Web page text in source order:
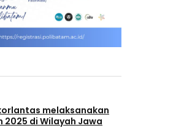
melaksanakan
2025 di Wilayah Jawa